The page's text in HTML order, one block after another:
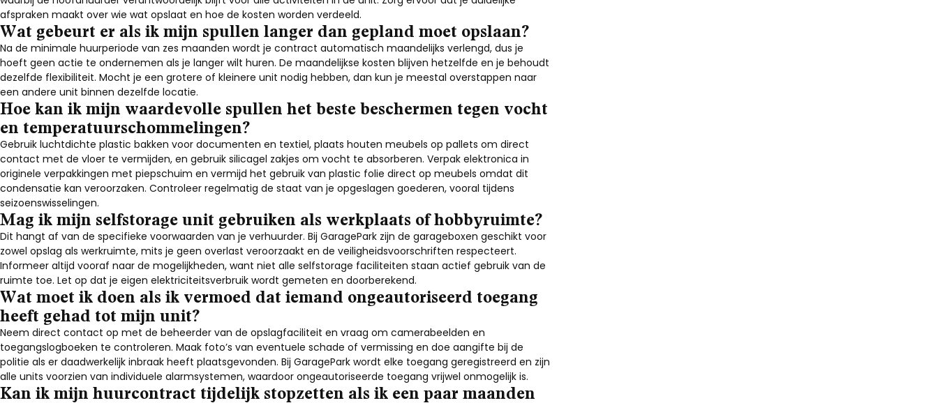
afspraken maakt over wie wat opslaat en hoe de kosten worden verdeeld.
Wat gebeurt er als ik mijn spullen langer dan gepland moet opslaan?
Na de minimale huurperiode van zes maanden wordt je contract automatisch maandelijks verlengd, dus je
hoeft geen actie te ondernemen als je langer wilt huren. De maandelijkse kosten blijven hetzelfde en je behoudt
dezelfde flexibiliteit. Mocht je een grotere of kleinere unit nodig hebben, dan kun je meestal overstappen naar
een andere unit binnen dezelfde locatie.
Hoe kan ik mijn waardevolle spullen het beste beschermen tegen vocht
en temperatuurschommelingen?
Gebruik luchtdichte plastic bakken voor documenten en textiel, plaats houten meubels op pallets om direct
contact met de vloer te vermijden, en gebruik silicagel zakjes om vocht te absorberen. Verpak elektronica in
originele verpakkingen met piepschuim en vermijd het gebruik van plastic folie direct op meubels omdat dit
condensatie kan veroorzaken. Controleer regelmatig de staat van je opgeslagen goederen, vooral tijdens
seizoenswisselingen.
Mag ik mijn selfstorage unit gebruiken als werkplaats of hobbyruimte?
Dit hangt af van de specifieke voorwaarden van je verhuurder. Bij GaragePark zijn de garageboxen geschikt voor
zowel opslag als werkruimte, mits je geen overlast veroorzaakt en de veiligheidsvoorschriften respecteert.
Informeer altijd vooraf naar de mogelijkheden, want niet alle selfstorage faciliteiten staan actief gebruik van de
ruimte toe. Let op dat je eigen elektriciteitsverbruik wordt gemeten en doorberekend.
Wat moet ik doen als ik vermoed dat iemand ongeautoriseerd toegang
heeft gehad tot mijn unit?
Neem direct contact op met de beheerder van de opslagfaciliteit en vraag om camerabeelden en
toegangslogboeken te controleren. Maak foto’s van eventuele schade of vermissing en doe aangifte bij de
politie als er daadwerkelijk inbraak heeft plaatsgevonden. Bij GaragePark wordt elke toegang geregistreerd en zijn
alle units voorzien van individuele alarmsystemen, waardoor ongeautoriseerde toegang vrijwel onmogelijk is.
Kan ik mijn huurcontract tijdelijk stopzetten als ik een paar maanden